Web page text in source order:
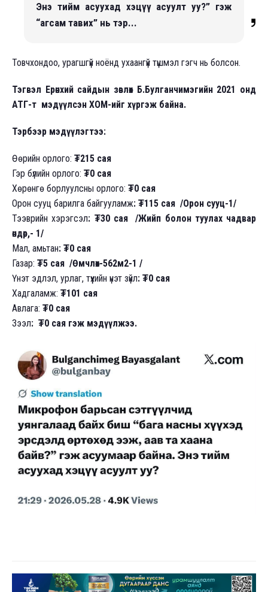
Энэ тийм асуухад хэцүү асуулт уу?” гэж
“агсам тавих” нь тэр...
Товчхондоо, урагшгүй ноёнд ухаангүй түшмэл гэгч нь болсон.
Тэгвэл Ерөнхий сайдын зөвлөх Б.Булганчимэгийн 2021 онд
АТГ-т мэдүүлсэн ХОМ-ийг хүргэж байна.
Тэрбээр мэдүүлэгтээ:
Өөрийн орлого: ₮215 сая
Гэр бүлийн орлого: ₮0 сая
Хөрөнгө борлуулсны орлого: ₮0 сая
Орон сууц барилга байгууламж: ₮115 сая /Орон сууц-1/
Тээврийн хэрэгсэл: ₮30 сая /Жийп болон туулах чадвар
өндөр,- 1/
Мал, амьтан: ₮0 сая
Газар: ₮5 сая /Өмчлөх-562м2-1 /
Үнэт эдлэл, урлаг, түүхийн үнэт зүйл: ₮0 сая
Хадгаламж: ₮101 сая
Авлага: ₮0 сая
Зээл: ₮0 сая гэж мэдүүлжээ.